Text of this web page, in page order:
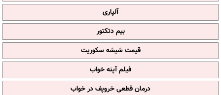
آلپاری
بیم دتکتور
قیمت شیشه سکوریت
فیلم آپنه خواب
درمان قطعی خروپف در خواب